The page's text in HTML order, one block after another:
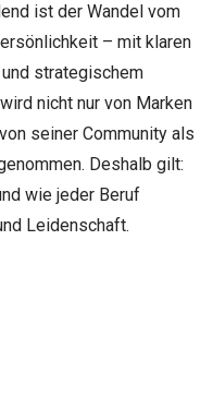
ist der Wandel vom
– mit klaren
strategischem
nicht nur von Marken
seiner Community als
Deshalb gilt:
wie jeder Beruf
Leidenschaft.